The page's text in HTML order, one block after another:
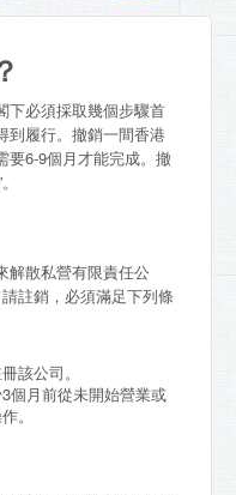
下必須採取幾個步驟首
到履行。撤銷一間香港
要6-9個月才能完成。撤
解散私營有限責任公
註銷，必須滿足下列條
該公司。
個月前從未開始營業或
。